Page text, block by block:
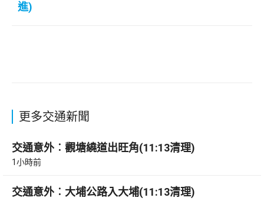
進)
更多交通新聞
交通意外︰觀塘繞道出旺角(11:13清理)
1小時前
交通意外︰大埔公路入大埔(11:13清理)